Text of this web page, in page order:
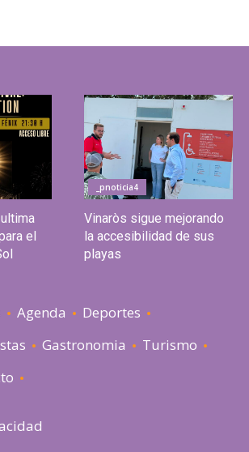
el
_pnoticia4
Vinaròs sigue mejorando
la accesibilidad de sus
playas
Agenda
Deportes
Gastronomia
Turismo